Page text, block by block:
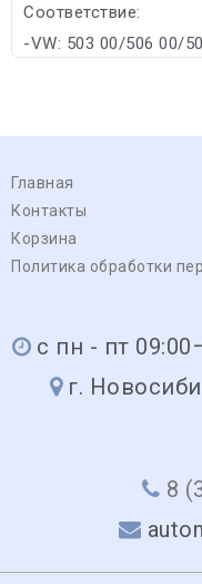
Соответствие:
-VW: 503 00/506 00/
Главная
Контакты
Корзина
Политика обработки
с пн - пт
г.
8